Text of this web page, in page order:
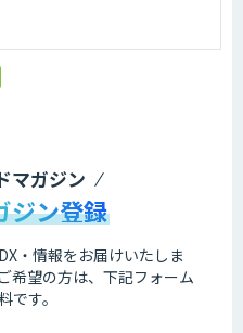
マガジン
ジン登録
・情報をお届けいたしま
希望の方は、下記フォーム
です。